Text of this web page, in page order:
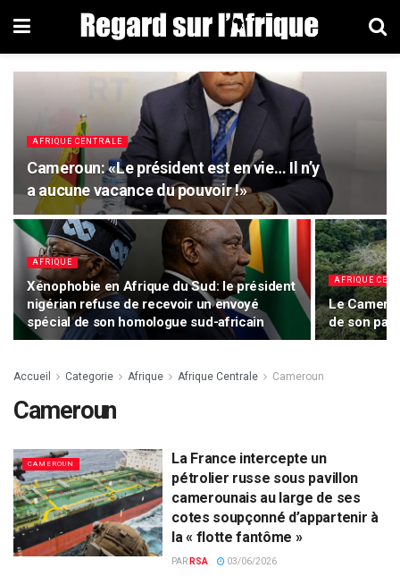
AFRIQUE CENTRALE
Cameroun: «Le président est en vie… Il n’y
a aucune vacance du pouvoir !»
AFRIQUE
Xénophobie en Afrique du Sud: le président
nigérian refuse de recevoir un envoyé
spécial de son homologue sud-africain
AFRIQUE
Le
de son
Accueil Categorie Afrique Afrique Centrale Cameroun
Cameroun
CAMEROUN
La France intercepte un
pétrolier russe sous pavillon
camerounais au large de ses
cotes soupçonné d’appartenir à
la « flotte fantôme »
PAR RSA 03/06/2026